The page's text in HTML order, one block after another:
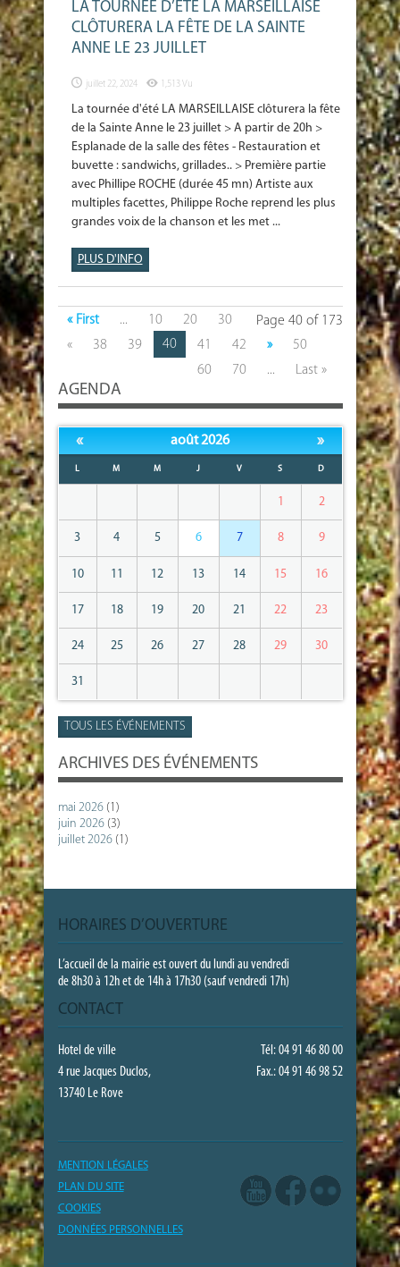
LA TOURNÉE D’ÉTÉ LA MARSEILLAISE
CLÔTURERA LA FÊTE DE LA SAINTE
ANNE LE 23 JUILLET
juillet 22, 2024 1,513 Vu
La tournée d'été LA MARSEILLAISE clôturera la fête
de la Sainte Anne le 23 juillet > A partir de 20h >
Esplanade de la salle des fêtes - Restauration et
buvette : sandwichs, grillades.. > Première partie
avec Phillipe ROCHE (durée 45 mn) Artiste aux
multiples facettes, Philippe Roche reprend les plus
grandes voix de la chanson et les met ...
PLUS D'INFO
Page 40 of 173
« First ... 10 20
30
«
38 39 40 41 42 »
50
60
70 ... Last »
AGENDA
« août 2026 »
L M M J V S D
1 2
3 4 5 6 7 8 9
10 11 12 13 14 15 16
17 18 19 20 21 22 23
24 25 26 27 28 29 30
31
TOUS LES ÉVÉNEMENTS
ARCHIVES DES ÉVÉNEMENTS
mai 2026(1)
juin 2026(3)
juillet 2026(1)
HORAIRES D’OUVERTURE
L’accueil de la mairie est ouvert du lundi au vendredi
de 8h30 à 12h et de 14h à 17h30 (sauf vendredi 17h)
CONTACT
Hotel de ville
Tél: 04 91 46 80 00
4 rue Jacques Duclos,
Fax.: 04 91 46 98 52
13740 Le Rove
MENTION LÉGALES
PLAN DU SITE
COOKIES
DONNÉES PERSONNELLES